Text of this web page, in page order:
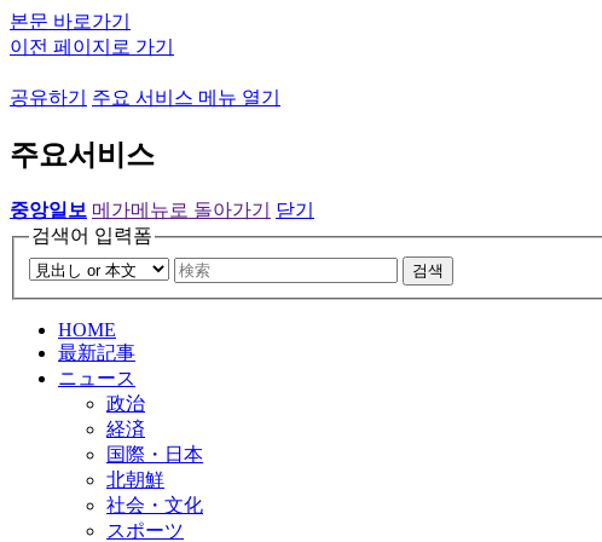
본문 바로가기
이전 페이지로 가기
공유하기 주요 서비스 메뉴 열기
주요서비스
중앙일보 메가메뉴로 돌아가기
닫기
검색어 입력폼
검색
HOME
最新記事
ニュース
政治
経済
国際・日本
北朝鮮
社会・文化
スポーツ